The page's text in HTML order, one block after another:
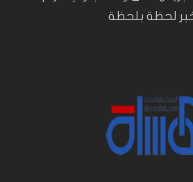
لحظة بلحظة